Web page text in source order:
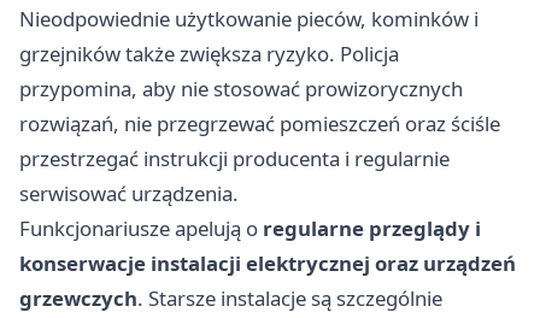
Nieodpowiednie użytkowanie pieców, kominków i
grzejników także zwiększa ryzyko. Policja
przypomina, aby nie stosować prowizorycznych
rozwiązań, nie przegrzewać pomieszczeń oraz ściśle
przestrzegać instrukcji producenta i regularnie
serwisować urządzenia.
Funkcjonariusze apelują o regularne przeglądy i
konserwacje instalacji elektrycznej oraz urządzeń
grzewczych. Starsze instalacje są szczególnie